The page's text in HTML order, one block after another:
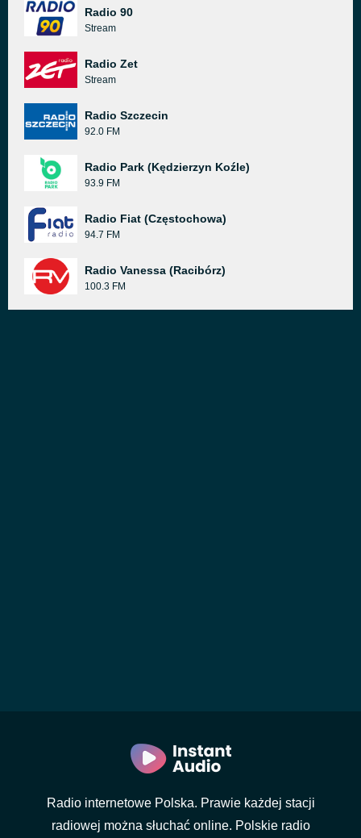
Radio 90
Stream
Radio Zet
Stream
Radio Szczecin
92.0 FM
Radio Park (Kędzierzyn Koźle)
93.9 FM
Radio Fiat (Częstochowa)
94.7 FM
Radio Vanessa (Racibórz)
100.3 FM
Radio internetowe Polska. Prawie każdej stacji
radiowej można słuchać online. Polskie radio